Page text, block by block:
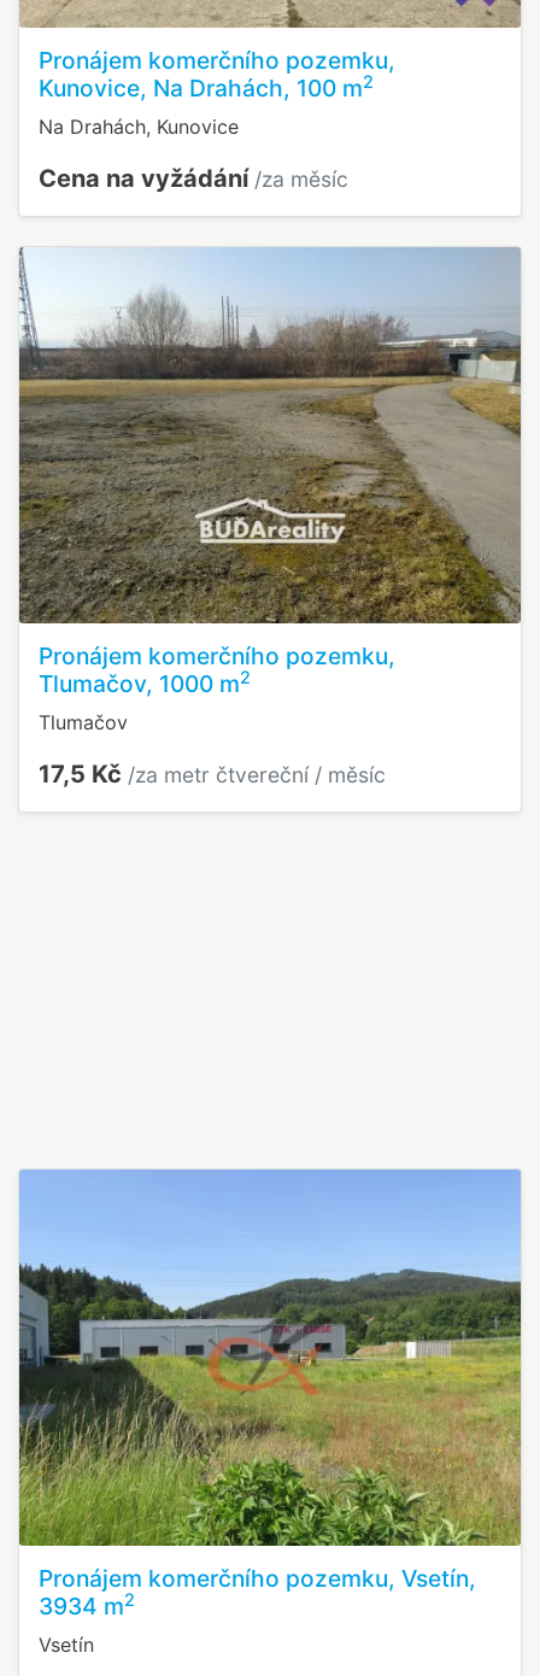
Pronájem komerčního pozemku,
Kunovice, Na Drahách, 100 m2
Na Drahách, Kunovice
Cena na vyžádání /za měsíc
Pronájem komerčního pozemku,
Tlumačov, 1000 m2
Tlumačov
17,5 Kč /za metr čtvereční / měsíc
Pronájem komerčního pozemku, Vsetín,
3934 m2
Vsetín